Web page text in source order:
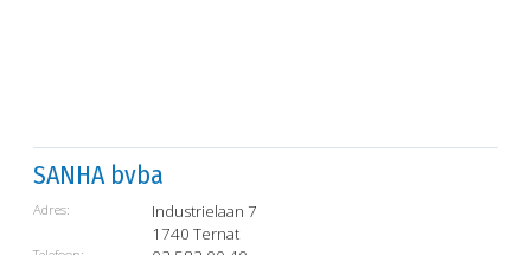
SANHA bvba
Adres:
Industrielaan 7
1740 Ternat